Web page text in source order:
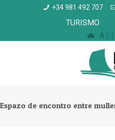
+34 981 492 707
TURISMO
A (-)
Espazo de encontro entre